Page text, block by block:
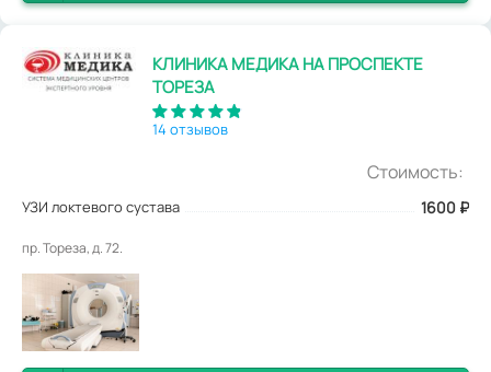
КЛИНИКА МЕДИКА НА ПРОСПЕКТЕ
ТОРЕЗА
14 отзывов
Стоимость:
УЗИ локтевого сустава 1600 ₽
пр. Тореза, д. 72.